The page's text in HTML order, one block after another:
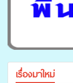
เรื่องมาใหม่